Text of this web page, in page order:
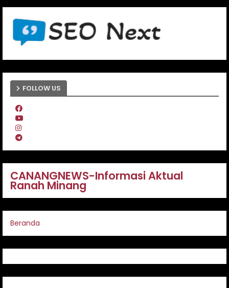
FOLLOW US
CANANGNEWS-Informasi Aktual
Ranah Minang
Beranda